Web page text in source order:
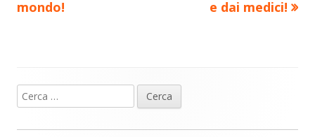
mondo!
e dai medici!
Barra
laterale
Ricerca
per: